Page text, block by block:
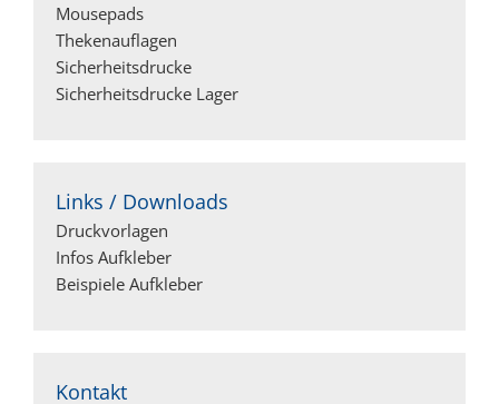
Mousepads
Thekenauflagen
Sicherheitsdrucke
Sicherheitsdrucke Lager
Links / Downloads
Druckvorlagen
Infos Aufkleber
Beispiele Aufkleber
Kontakt